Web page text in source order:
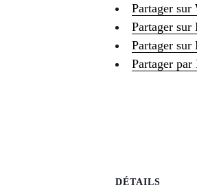
Partager sur
Partager sur
Partager
Partager
DÉTAILS